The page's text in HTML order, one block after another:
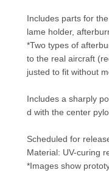
Includes parts for
lame holder,
*Two types of
to the real aircraft
justed to fit without
Includes a sharply
d with the center
Scheduled for
Material: UV-curing
*Images show